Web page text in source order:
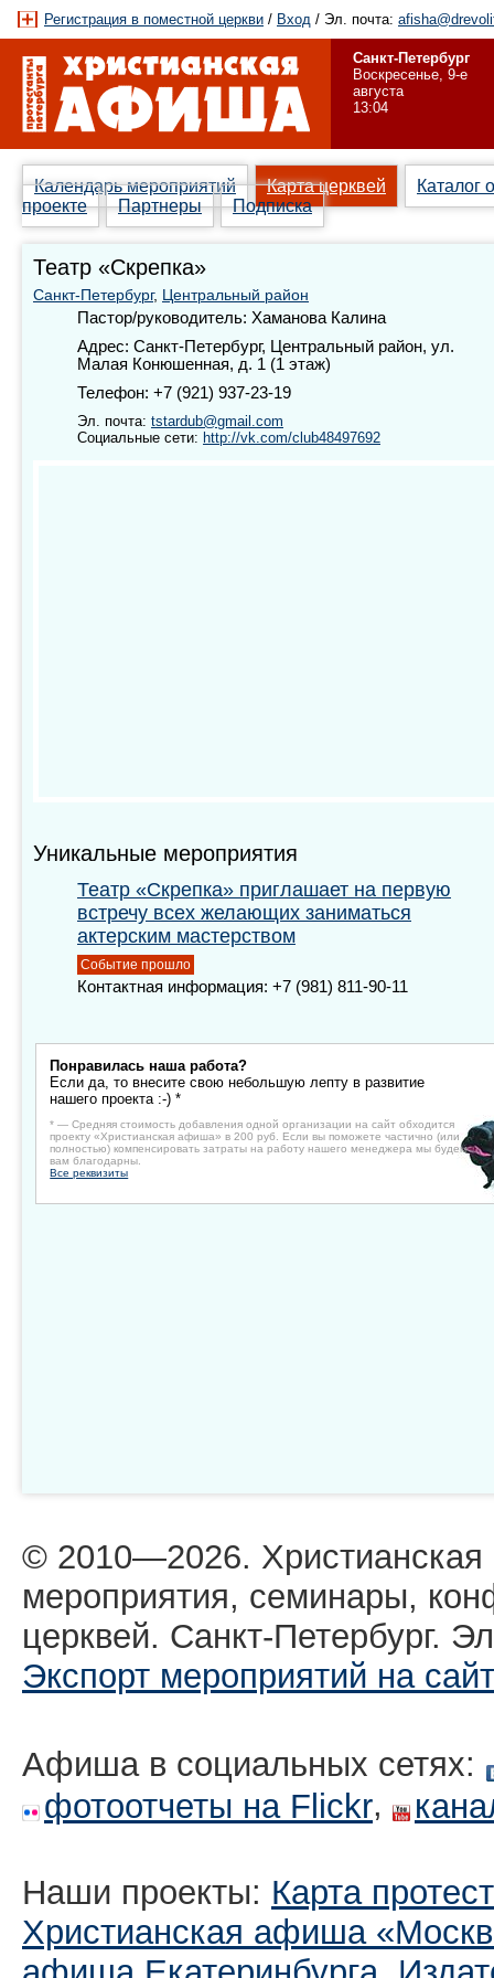
Регистрация в поместной церкви / Вход / Эл. почта:
Санкт-Петербург
Воскресенье, 9-е
августа
13:04
Календарь мероприятий Карта церквей
Каталог
проекте
Партнеры Подписка
Театр «Скрепка»
Санкт-Петербург, Центральный район
Пастор/руководитель: Хаманова Калина
Адрес: Санкт-Петербург, Центральный район, ул.
Малая Конюшенная, д. 1 (1 этаж)
Телефон: +7 (921) 937-23-19
Эл. почта: tstardub@gmail.com
Социальные сети: http://vk.com/club48497692
Уникальные мероприятия
Театр «Скрепка» приглашает на первую
встречу всех желающих заниматься
актерским мастерством
Событие прошло
Контактная информация: +7 (981) 811-90-11
Понравилась наша работа?
Если да, то внесите свою небольшую лепту в развитие
нашего проекта :-) *
* — Средняя стоимость добавления одной организации на сайт обходится
проекту «Христианская афиша» в 200 руб. Если вы поможете частично (или
полностью) компенсировать затраты на работу нашего менеджера мы будем
вам благодарны.
Все реквизиты
© 2010—2026.
мероприятия, семинары,
церквей. Санкт-Петербург.
Экспорт мероприятий на сайт
Афиша в социальных сетях:
фотоотчеты на Flickr,
Наши проекты: Карта
Христианская афиша